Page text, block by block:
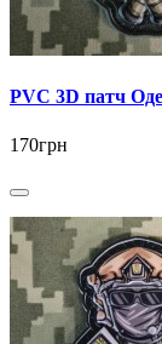
PVC 3D патч
170грн